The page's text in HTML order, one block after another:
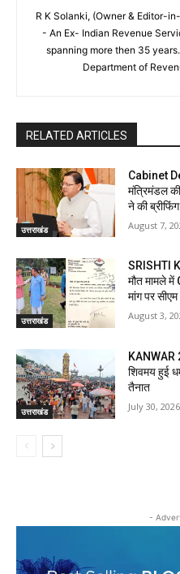
R K Solanki, (Owner & Editor-
- An Ex- Indian Revenue
spanning more then 35
Department of
RELATED ARTICLES
उत्तराखंड
Cabinet
मंत्रिमंडल
ने की ब्रीफिंग
August 7,
उत्तराखंड
SRISHTI
मौत मामले
मांग पर
August 3,
उत्तराखंड
KANWAR
शिवमय हुई
तैनात
July 30,
-